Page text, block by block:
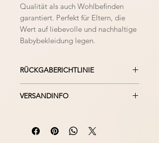
Qualität als auch Wohlbefinden
garantiert. Perfekt für Eltern, die
Wert auf liebevolle und nachhaltige
Babybekleidung legen.
RÜCKGABERICHTLINIE
oder defekt der Ware, beachten
VERSANDINFO
ausschließlich versichert. Mit
DPD oder UPS.